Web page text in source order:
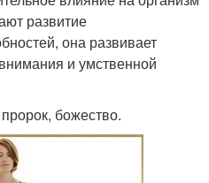
развитие
она развивает
и умственной
божество.